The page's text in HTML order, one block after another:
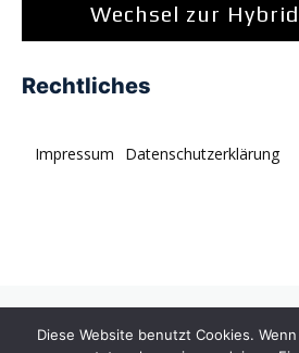
Wechsel zur
Rechtliches
Impressum Datenschutzerklärung
multipurpose Prebuilt Website with a
Diese Website benutzt Cookies.